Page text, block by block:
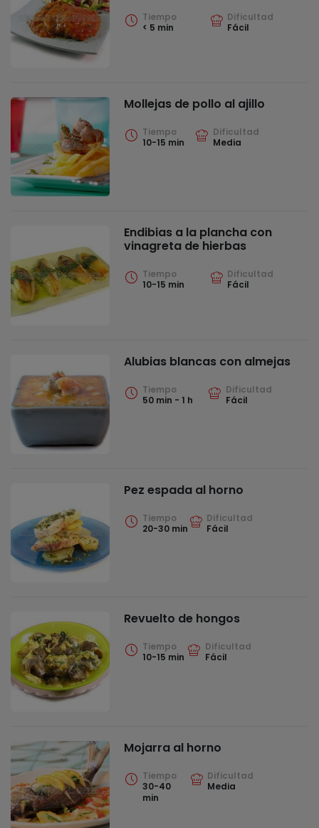
Tiempo
< 5 min
Dificultad
Fácil
Mollejas de pollo al ajillo
Tiempo
10-15 min
Dificultad
Media
Endibias a la plancha con
vinagreta de hierbas
Tiempo
10-15 min
Dificultad
Fácil
Alubias blancas con almejas
Tiempo
50 min - 1 h
Dificultad
Fácil
Pez espada al horno
Tiempo
20-30 min
Dificultad
Fácil
Revuelto de hongos
Tiempo
10-15 min
Dificultad
Fácil
Mojarra al horno
Tiempo
30-40
min
Dificultad
Media